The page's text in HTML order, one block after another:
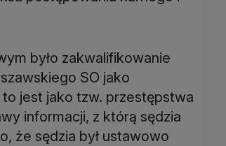
było zakwalifikowanie
SO jako
jest jako tzw. przestępstwa
informacji, z którą sędzia
że sędzia był ustawowo